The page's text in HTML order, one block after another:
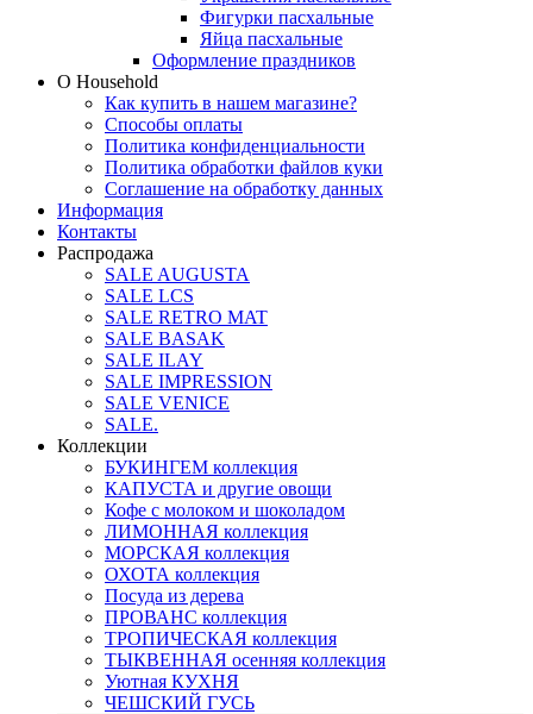
Фигурки пасхальные
Яйца пасхальные
Оформление праздников
О Household
Как купить в нашем магазине?
Способы оплаты
Политика конфиденциальности
Политика обработки файлов куки
Соглашение на обработку данных
Информация
Контакты
Распродажа
SALE AUGUSTA
SALE LCS
SALE RETRO MAT
SALE BASAK
SALE ILAY
SALE IMPRESSION
SALE VENICE
SALE.
Коллекции
БУКИНГЕМ коллекция
КАПУСТА и другие овощи
Кофе с молоком и шоколадом
ЛИМОННАЯ коллекция
МОРСКАЯ коллекция
ОХОТА коллекция
Посуда из дерева
ПРОВАНС коллекция
ТРОПИЧЕСКАЯ коллекция
ТЫКВЕННАЯ осенняя коллекция
Уютная КУХНЯ
ЧЕШСКИЙ ГУСЬ